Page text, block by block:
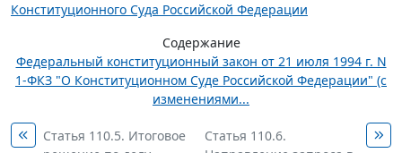
Конституционного Суда Российской Федерации
Содержание
Федеральный конституционный закон от 21 июля 1994 г. N
1-ФКЗ "О Конституционном Суде Российской Федерации" (с
изменениями...
Статья 110.5. Итоговое
Статья 110.6.